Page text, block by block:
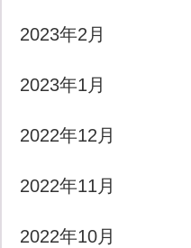
2023年2月
2023年1月
2022年12月
2022年11月
2022年10月